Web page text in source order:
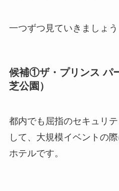
一つずつ見ていきましょう
候補①ザ・プリンス パ
芝公園）
都内でも屈指のセキュリ
して、大規模イベントの
ホテルです。